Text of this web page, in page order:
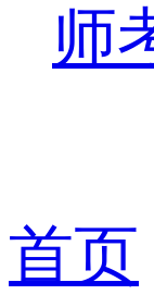
师
首页